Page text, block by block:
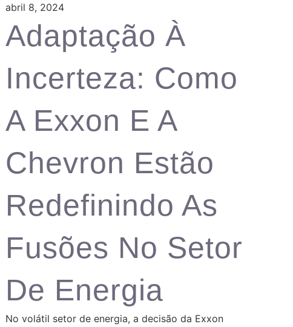
abril 8, 2024
Adaptação À
Incerteza: Como
A Exxon E A
Chevron Estão
Redefinindo As
Fusões No Setor
De Energia
No volátil setor de energia, a decisão da Exxon